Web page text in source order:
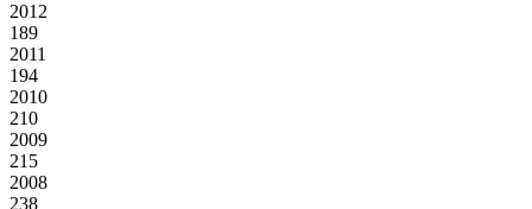
2012
189
2011
194
2010
210
2009
215
2008
238